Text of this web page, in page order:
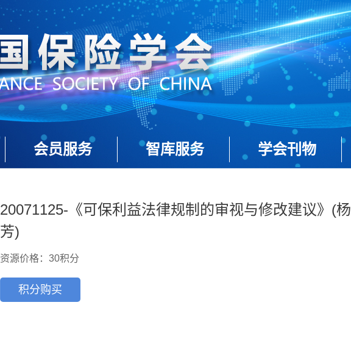
会员服务 智库服务 学会刊物
20071125-《可保利益法律规制的审视与修改建议》(杨
芳)
资源价格：30积分
积分购买